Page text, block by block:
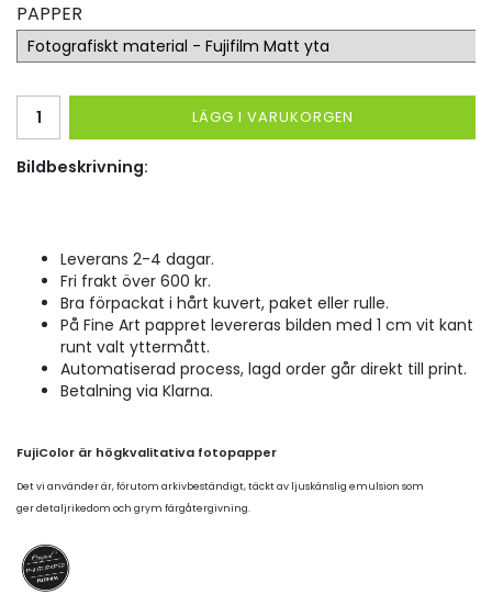
PAPPER
LÄGG I VARUKORGEN
Bildbeskrivning:
Leverans 2-4 dagar.
Fri frakt över 600 kr.
Bra förpackat i hårt kuvert, paket eller rulle.
På Fine Art pappret levereras bilden med 1 cm vit kant
runt valt yttermått.
Automatiserad process, lagd order går direkt till print.
Betalning via Klarna.
FujiColor är högkvalitativa fotopapper
Det vi använder är, förutom arkivbeständigt, täckt av ljuskänslig emulsion som
ger detaljrikedom och grym färgåtergivning.